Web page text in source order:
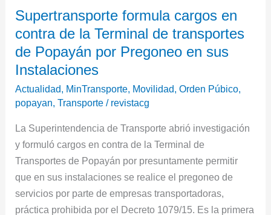
Supertransporte formula cargos en
contra de la Terminal de transportes
de Popayán por Pregoneo en sus
Instalaciones
Actualidad, MinTransporte, Movilidad,Orden Púbico,
popayan,Transporte / revistacg
La Superintendencia de Transporte abrió investigación
y formuló cargos en contra de la Terminal de
Transportes de Popayán por presuntamente permitir
que en sus instalaciones se realice el pregoneo de
servicios por parte de empresas transportadoras,
práctica prohibida por el Decreto 1079/15. Es la primera
formula
cargos
en
contra
de
transportes
de
Popayán
por
Pregoneo